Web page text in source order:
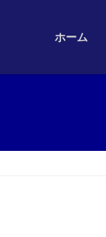
ホーム